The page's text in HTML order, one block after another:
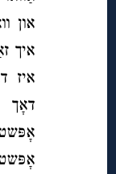
און
איך
איז